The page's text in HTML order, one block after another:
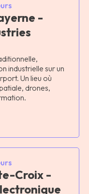
-
industrielle sur un
Un lieu où
drones,
Croix -